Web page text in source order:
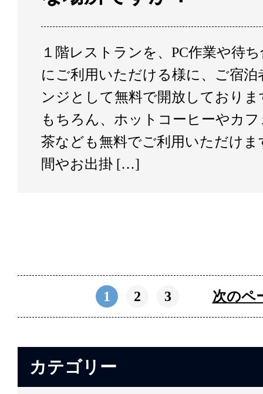
１階レストランを、PC作業や待
にご利用いただける様に、ご宿泊
ンジとして無料で開放しており
もちろん、ホットコーヒーやカ
茶なども無料でご利用いただけま
間やお出掛 […]
1 2 3 次のペ
カテゴリー